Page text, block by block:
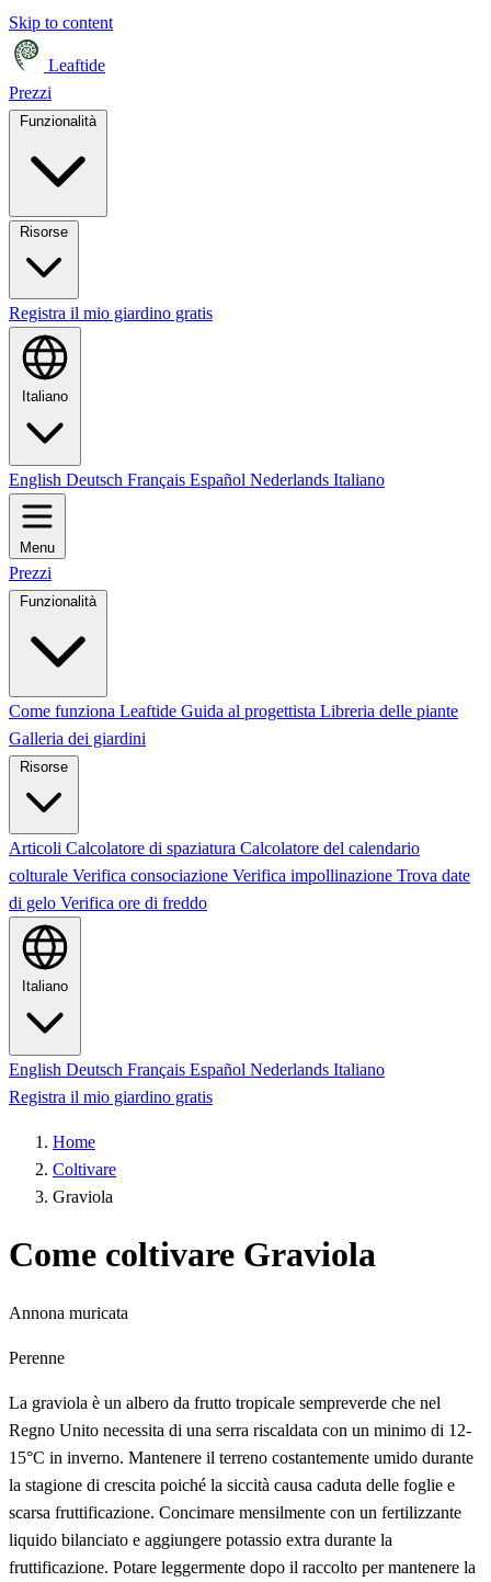
Skip to content
Leaftide
Prezzi
Funzionalità
Registra il mio giardino gratis
Italiano
English Deutsch Français Español Nederlands Italiano
Menu
Prezzi
Funzionalità
Come funziona Leaftide Guida al progettista Libreria delle piante
Galleria dei giardini
Risorse
Articoli Calcolatore di spaziatura Calcolatore del calendario
colturale Verifica consociazione Verifica impollinazione Trova date
di gelo Verifica ore di freddo
Italiano
English Deutsch Français Español Nederlands Italiano
Registra il mio giardino gratis
Home
Coltivare
Graviola
Come coltivare Graviola
Annona muricata
Perenne
La graviola è un albero da frutto tropicale sempreverde che nel
Regno Unito necessita di una serra riscaldata con un minimo di 12-
15°C in inverno. Mantenere il terreno costantemente umido durante
la stagione di crescita poiché la siccità causa caduta delle foglie e
scarsa fruttificazione. Concimare mensilmente con un fertilizzante
liquido bilanciato e aggiungere potassio extra durante la
fruttificazione. Potare leggermente dopo il raccolto per mantenere la